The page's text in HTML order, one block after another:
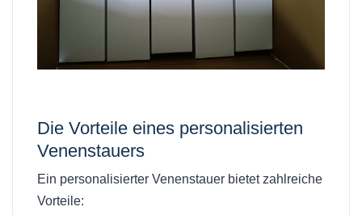
Die Vorteile eines personalisierten
Venenstauers
Ein personalisierter Venenstauer bietet zahlreiche
Vorteile: